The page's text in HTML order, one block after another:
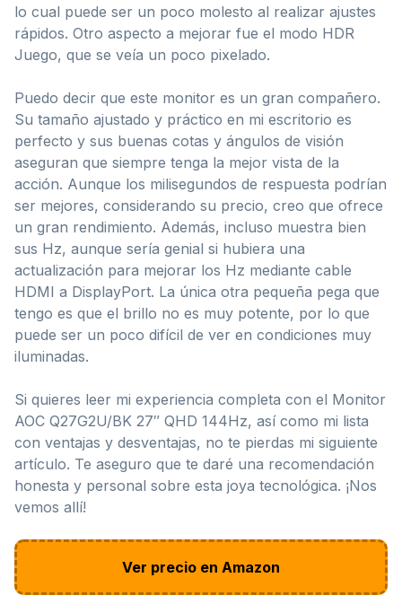
lo cual puede ser un poco molesto al realizar ajustes
rápidos. Otro aspecto a mejorar fue el modo HDR
Juego, que se veía un poco pixelado.
Puedo decir que este monitor es un gran compañero.
Su tamaño ajustado y práctico en mi escritorio es
perfecto y sus buenas cotas y ángulos de visión
aseguran que siempre tenga la mejor vista de la
acción. Aunque los milisegundos de respuesta podrían
ser mejores, considerando su precio, creo que ofrece
un gran rendimiento. Además, incluso muestra bien
sus Hz, aunque sería genial si hubiera una
actualización para mejorar los Hz mediante cable
HDMI a DisplayPort. La única otra pequeña pega que
tengo es que el brillo no es muy potente, por lo que
puede ser un poco difícil de ver en condiciones muy
iluminadas.
Si quieres leer mi experiencia completa con el Monitor
AOC Q27G2U/BK 27″ QHD 144Hz, así como mi lista
con ventajas y desventajas, no te pierdas mi siguiente
artículo. Te aseguro que te daré una recomendación
honesta y personal sobre esta joya tecnológica. ¡Nos
vemos allí!
Ver precio en Amazon